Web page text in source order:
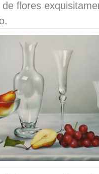
flores